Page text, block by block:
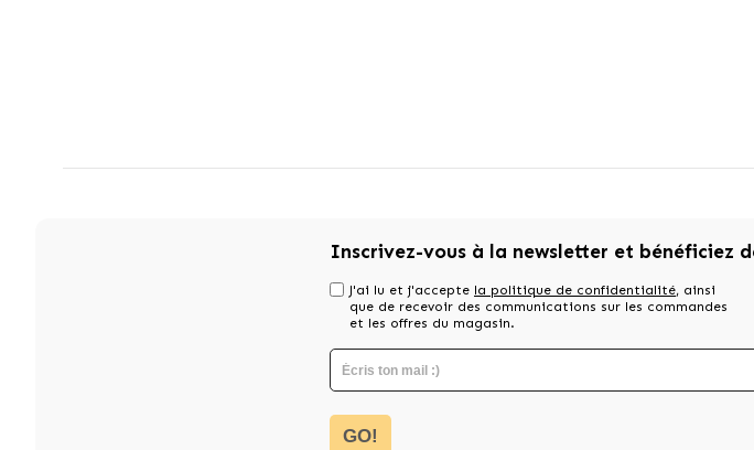
Inscrivez-vous à la newsletter et bénéficiez
J'ai lu et j'accepte la politique de confidentialité, ainsi
que de recevoir des communications sur les commandes
et les offres du magasin.
GO!